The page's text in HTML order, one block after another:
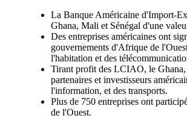
La Banque Américaine d'Import-
Ghana, Mali et Sénégal d'une
Des entreprises américaines ont
gouvernements d'Afrique de
l'habitation et des
Tirant profit des LCIAO, le
partenaires et investisseurs
l'information, et des transports.
Plus de 750 entreprises ont
de l'Ouest.